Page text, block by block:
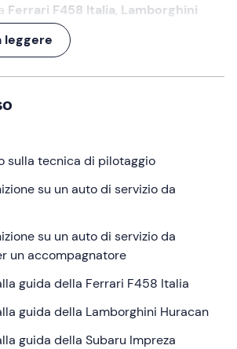
Ferrari F458 Italia, Lamborghini
Impreza STI con allestimento
, per3 o 6 giri
della durata complessiva di
di partecipazione
su quattro ruote!
indicato nel punto di ritrovo
(TO)
mi troverai ad accoglierti a
aperte!
giri di ricognizione su un auto di
2 giri di ricognizione su un auto di
per un accompagnatore
leggere
sulla tecnica di pilotaggio
su un auto di servizio da
su un auto di servizio da
un accompagnatore
guida della Ferrari F458 Italia
guida della Lamborghini Huracan
guida della Subaru Impreza